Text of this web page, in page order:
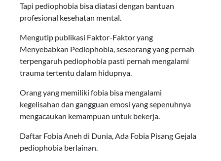
Tapi pediophobia bisa diatasi dengan bantuan
profesional kesehatan mental.
Mengutip publikasi Faktor-Faktor yang
Menyebabkan Pediophobia, seseorang yang pernah
terpengaruh pediophobia pasti pernah mengalami
trauma tertentu dalam hidupnya.
Orang yang memiliki fobia bisa mengalami
kegelisahan dan gangguan emosi yang sepenuhnya
mengacaukan kemampuan untuk bekerja.
Daftar Fobia Aneh di Dunia, Ada Fobia Pisang Gejala
pediophobia berlainan.